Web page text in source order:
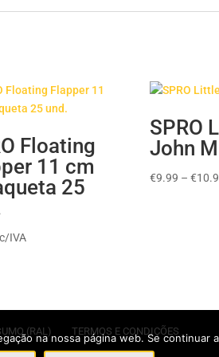
Floating
11 cm
25
c/IVA
SPRO
John
€9.99 – €
(RAL) TERMOS E CONDIÇÕES
na nossa página web. Se